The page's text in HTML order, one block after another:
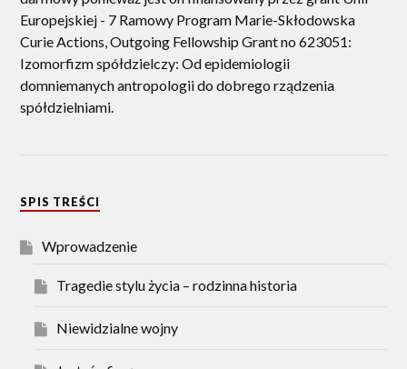
Europejskiej - 7 Ramowy Program Marie-Skłodowska
Curie Actions, Outgoing Fellowship Grant no 623051:
Izomorfizm spółdzielczy: Od epidemiologii
domniemanych antropologii do dobrego rządzenia
spółdzielniami.
SPIS TREŚCI
Wprowadzenie
Tragedie stylu życia – rodzinna historia
Niewidzialne wojny